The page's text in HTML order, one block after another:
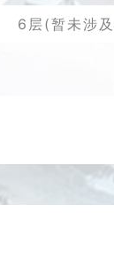
6层(暂未涉